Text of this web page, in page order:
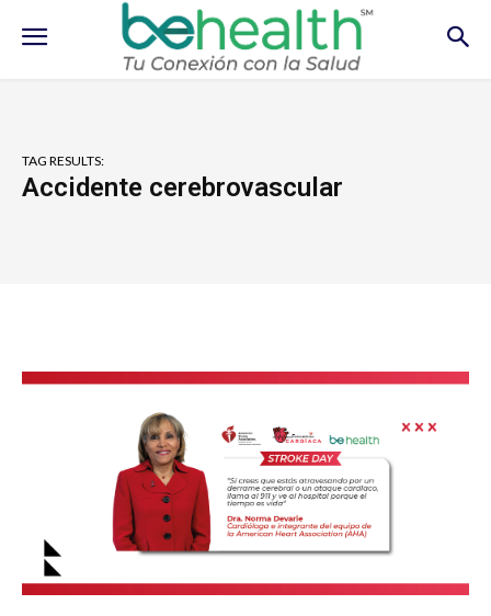
TAG RESULTS:
Accidente cerebrovascular